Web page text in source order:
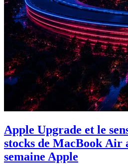
Apple Upgrade et le
stocks de MacBook Air
semaine Apple